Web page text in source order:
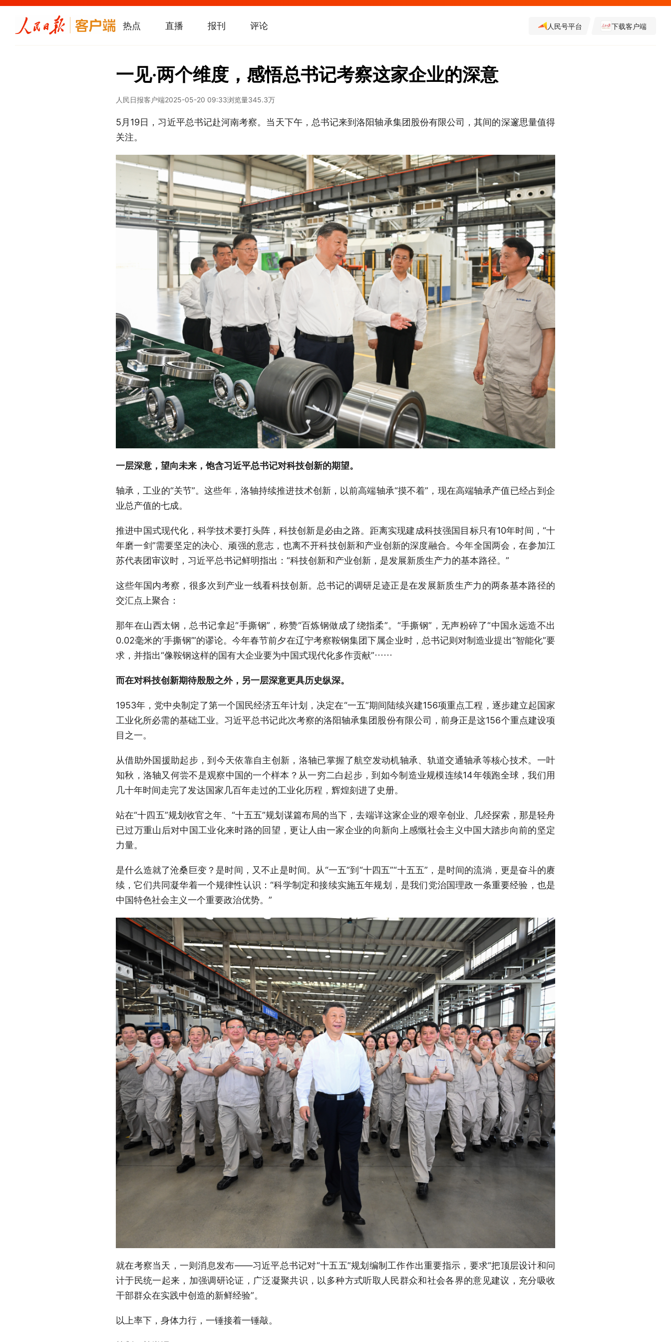
热点 直播 报刊 评论 人民号平台 下载客户端
一见·两个维度，感悟总书记考察这家企业的深意
人民日报客户端2025-05-20 09:33浏览量345.3万
5月19日，习近平总书记赴河南考察。当天下午，总书记来到洛阳轴承集团股份有限公司，其间的深邃思量值得
关注。
一层深意，望向未来，饱含习近平总书记对科技创新的期望。
轴承，工业的“关节”。这些年，洛轴持续推进技术创新，以前高端轴承“摸不着”，现在高端轴承产值已经占到企
业总产值的七成。
推进中国式现代化，科学技术要打头阵，科技创新是必由之路。距离实现建成科技强国目标只有10年时间，“十
年磨一剑”需要坚定的决心、顽强的意志，也离不开科技创新和产业创新的深度融合。今年全国两会，在参加江
苏代表团审议时，习近平总书记鲜明指出：“科技创新和产业创新，是发展新质生产力的基本路径。”
这些年国内考察，很多次到产业一线看科技创新。总书记的调研足迹正是在发展新质生产力的两条基本路径的
交汇点上聚合：
那年在山西太钢，总书记拿起“手撕钢”，称赞“百炼钢做成了绕指柔”。“手撕钢”，无声粉碎了“中国永远造不出
0.02毫米的‘手撕钢’”的谬论。今年春节前夕在辽宁考察鞍钢集团下属企业时，总书记则对制造业提出“智能化”要
求，并指出“像鞍钢这样的国有大企业要为中国式现代化多作贡献”……
而在对科技创新期待殷殷之外，另一层深意更具历史纵深。
1953年，党中央制定了第一个国民经济五年计划，决定在“一五”期间陆续兴建156项重点工程，逐步建立起国家
工业化所必需的基础工业。习近平总书记此次考察的洛阳轴承集团股份有限公司，前身正是这156个重点建设项
目之一。
从借助外国援助起步，到今天依靠自主创新，洛轴已掌握了航空发动机轴承、轨道交通轴承等核心技术。一叶
知秋，洛轴又何尝不是观察中国的一个样本？从一穷二白起步，到如今制造业规模连续14年领跑全球，我们用
几十年时间走完了发达国家几百年走过的工业化历程，辉煌刻进了史册。
站在“十四五”规划收官之年、“十五五”规划谋篇布局的当下，去端详这家企业的艰辛创业、几经探索，那是轻舟
已过万重山后对中国工业化来时路的回望，更让人由一家企业的向新向上感慨社会主义中国大踏步向前的坚定
力量。
是什么造就了沧桑巨变？是时间，又不止是时间。从“一五”到“十四五”“十五五”，是时间的流淌，更是奋斗的赓
续，它们共同凝华着一个规律性认识：“科学制定和接续实施五年规划，是我们党治国理政一条重要经验，也是
中国特色社会主义一个重要政治优势。”
就在考察当天，一则消息发布——习近平总书记对“十五五”规划编制工作作出重要指示，要求“把顶层设计和问
计于民统一起来，加强调研论证，广泛凝聚共识，以多种方式听取人民群众和社会各界的意见建议，充分吸收
干部群众在实践中创造的新鲜经验”。
以上率下，身体力行，一锤接着一锤敲。